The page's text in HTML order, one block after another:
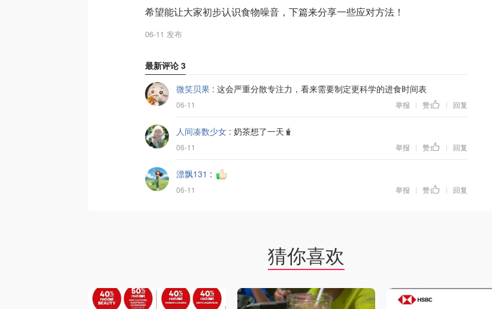
希望能让大家初步认识食物噪音，下篇来分享一些应对方法！
06-11 发布
最新评论 3
微笑贝果 : 这会严重分散专注力，看来需要制定更科学的进食时间表
06-11 举报 | 赞 | 回复
人间凑数少女 : 奶茶想了一天🧋
06-11 举报 | 赞 | 回复
漂飘131 :
06-11 举报 | 赞 | 回复
猜你喜欢